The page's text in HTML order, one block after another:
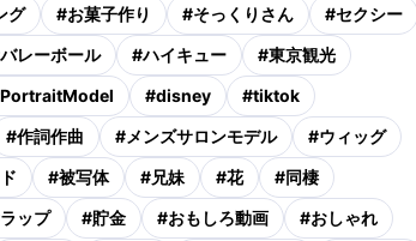
グ #お菓子作り #そっくりさん #セクシー
バレーボール #ハイキュー #東京観光
PortraitModel #disney #tiktok
#作詞作曲 #メンズサロンモデル #ウィッグ
#被写体 #兄妹 #花 #同棲
ラップ #貯金 #おもしろ動画 #おしゃれ